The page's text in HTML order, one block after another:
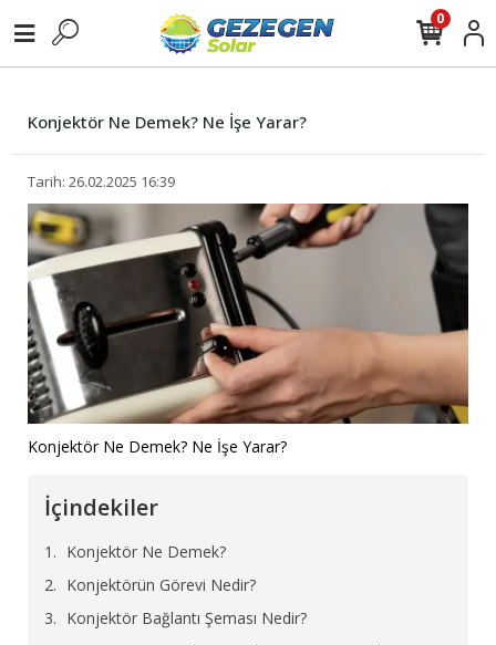
0
Konjektör Ne Demek? Ne İşe Yarar?
Tarih: 26.02.2025 16:39
Konjektör Ne Demek? Ne İşe Yarar?
İçindekiler
Konjektör Ne Demek?
Konjektörün Görevi Nedir?
Konjektör Bağlantı Şeması Nedir?